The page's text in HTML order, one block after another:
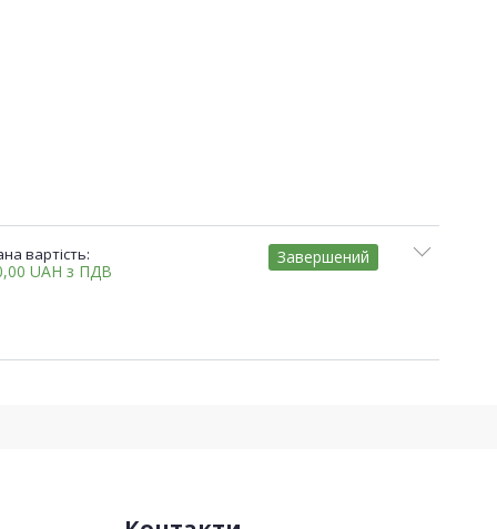
вартість:
UAH з ПДВ
Завершений